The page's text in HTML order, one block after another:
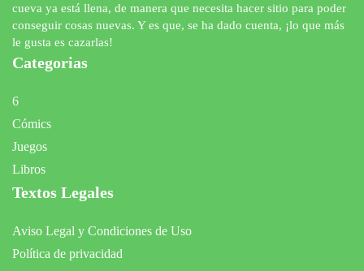
cueva ya está llena, de manera que necesita hacer sitio para poder
conseguir cosas nuevas. Y es que, se ha dado cuenta, ¡lo que más
le gusta es cazarlas!
Categorias
6
Cómics
Juegos
Libros
Textos Legales
Aviso Legal y Condiciones de Uso
Política de privacidad